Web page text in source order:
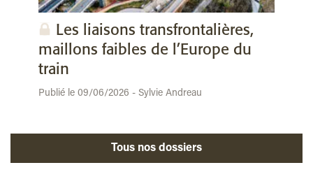
Les liaisons transfrontalières,
maillons faibles de l’Europe du
train
Publié le 09/06/2026 - Sylvie Andreau
Tous nos dossiers